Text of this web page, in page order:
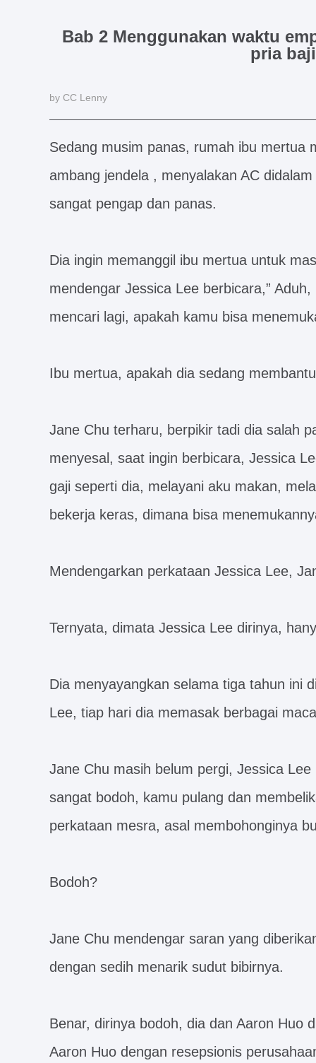
Bab 2 Menggunakan waktu
pria
by CC Lenny
Sedang musim panas, rumah ibu mertua
ambang jendela , menyalakan AC
sangat pengap dan panas.
Dia ingin memanggil ibu mertua untuk
mendengar Jessica Lee berbicara,”
mencari lagi, apakah kamu bisa
Ibu mertua, apakah dia sedang
Jane Chu terharu, berpikir tadi dia salah
menyesal, saat ingin berbicara, Jessica
gaji seperti dia, melayani aku makan,
bekerja keras, dimana bisa
Mendengarkan perkataan Jessica Lee,
Ternyata, dimata Jessica Lee dirinya,
Dia menyayangkan selama tiga tahun ini
Lee, tiap hari dia memasak berbagai
Jane Chu masih belum pergi, Jessica
sangat bodoh, kamu pulang dan
perkataan mesra, asal membohonginya
Bodoh?
Jane Chu mendengar saran yang
dengan sedih menarik sudut bibirnya.
Benar, dirinya bodoh, dia dan Aaron Huo
Aaron Huo dengan resepsionis